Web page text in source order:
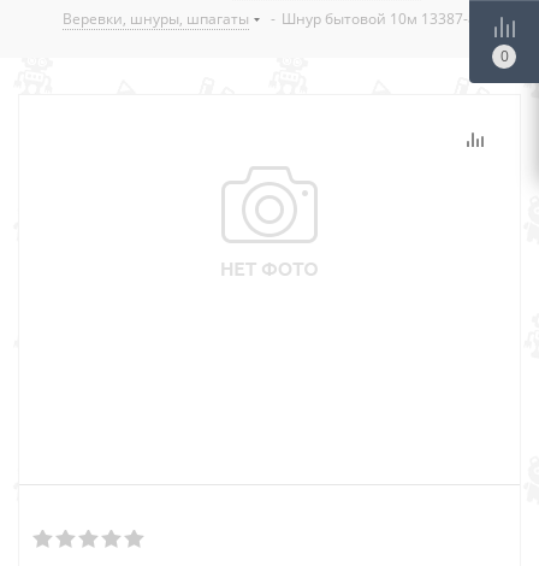
Веревки, шнуры, шпагаты
- Шнур бытовой 10м 13387-8
0